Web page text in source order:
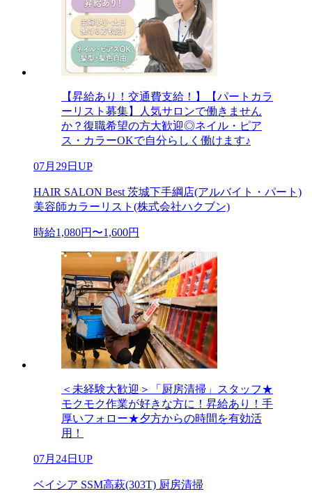
【昇給あり！交通費支給！】【パートカラ
ーリスト募集】人気サロンで働きません
か？復職希望の方大歓迎◎ネイル・ピア
ス・カラーOKで自分らしく働けます♪
07月29日UP
HAIR SALON Best 茨城下手綱店(アルバイト・パート)
美容師カラーリスト(株式会社ハクブン)
時給1,080円〜1,600円
＜未経験大歓迎＞「厨房清掃」スタッフ★
モクモク作業が好きな方に！昇給あり！手
厚いフォロー★夕方からの時間を有効活
用！
07月24日UP
ベイシア SSM高萩(303T) 厨房清掃